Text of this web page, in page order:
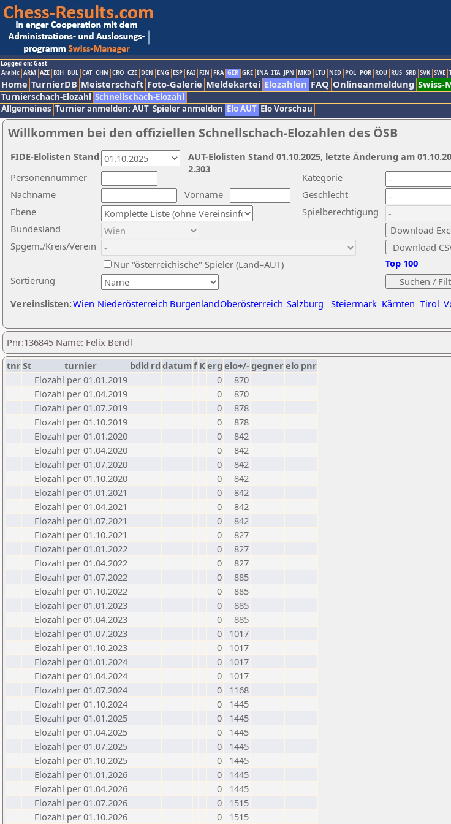
Logged on: Gast
Arabic ARM AZE BIH BUL CAT CHN CRO CZE DEN ENG ESP FAI FIN FRA GER GRE INA ITA JPN MKD LTU NED POL POR ROU RUS SRB SVK SWE
Home TurnierDB Meisterschaft Foto-Galerie Meldekartei Elozahlen FAQ Onlineanmeldung Swiss-
Turnierschach-Elozahl Schnellschach-Elozahl
Allgemeines Turnier anmelden: AUT Spieler anmelden Elo AUT Elo Vorschau
Willkommen bei den offiziellen Schnellschach-Elozahlen des ÖSB
Nachname
Vorname
Ebene
Kategorie
Sortierung
Personennummer
Bundesland
Spgem./Kreis/Verein
Geschlecht
Nur "österreichische" Spieler (Land=AUT)
Spielberechtigung
Vereinslisten:Wien Niederösterreich BurgenlandOberösterreich Salzburg Steiermark Kärnten Tirol
Top 100
AUT-Elolisten Stand 01.10.2025, letzte Änderung am
2.303
FIDE-Elolisten Stand
Pnr:136845 Name: Felix Bendl
tnrSt turnier bdld rd datumf Kerg elo+/-gegnerelo pnr
Elozahl per 01.01.2019
0
870
Elozahl per 01.04.2019
0
870
Elozahl per 01.07.2019
0
878
Elozahl per 01.10.2019
0
878
Elozahl per 01.01.2020
0
842
Elozahl per 01.04.2020
0
842
Elozahl per 01.07.2020
0
842
Elozahl per 01.10.2020
0
842
Elozahl per 01.01.2021
0
842
Elozahl per 01.04.2021
0
842
Elozahl per 01.07.2021
0
842
Elozahl per 01.10.2021
0
827
Elozahl per 01.01.2022
0
827
Elozahl per 01.04.2022
0
827
Elozahl per 01.07.2022
0
885
Elozahl per 01.10.2022
0
885
Elozahl per 01.01.2023
0
885
Elozahl per 01.04.2023
0
885
Elozahl per 01.07.2023
0
1017
Elozahl per 01.10.2023
0
1017
Elozahl per 01.01.2024
0
1017
Elozahl per 01.04.2024
0
1017
Elozahl per 01.07.2024
0
1168
Elozahl per 01.10.2024
0
1445
Elozahl per 01.01.2025
0
1445
Elozahl per 01.04.2025
0
1445
Elozahl per 01.07.2025
0
1445
Elozahl per 01.10.2025
0
1445
Elozahl per 01.01.2026
0
1445
Elozahl per 01.04.2026
0
1445
Elozahl per 01.07.2026
0
1515
Elozahl per 01.10.2026
0 1515